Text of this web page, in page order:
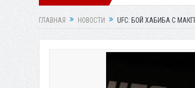
ГЛАВНАЯ НОВОСТИ UFC: БОЙ ХАБИБА С